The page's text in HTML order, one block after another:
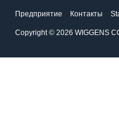
Предприятие Контакты
Copyright © 2026 WIGGENS